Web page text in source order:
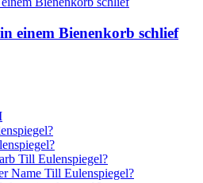
einem Bienenkorb schlief
Till Eulenspiegel?
Name Till Eulenspiegel?